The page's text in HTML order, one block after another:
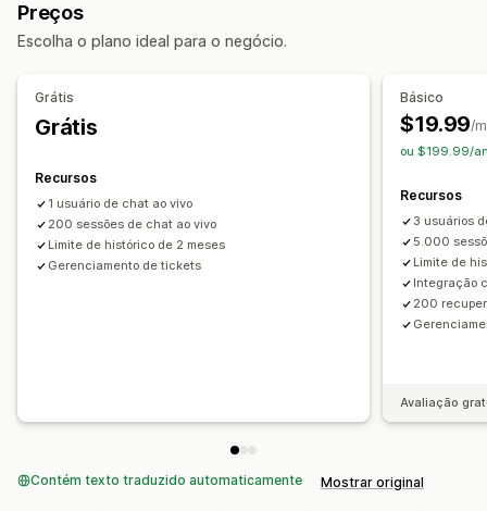
Respostas automatizadas
Perguntas frequentes
Recomendações de produtos
Cor e fonte
Mensagens de boas-vindas
Tradução
Responsividade para dispositivos móveis
Preços
Escolha o plano ideal para o negócio.
Grátis
Grátis
Recursos
1 usuário de chat ao vivo
200 sessões de chat ao vivo
Limite de histórico de 2 meses
Gerenciamento de tickets
Básico
$19.99/
ou $199.99/
Recursos
3 usuários
5.000
Limite de
Integração
200
Avaliação
Contém texto traduzido automaticamente Mostrar original